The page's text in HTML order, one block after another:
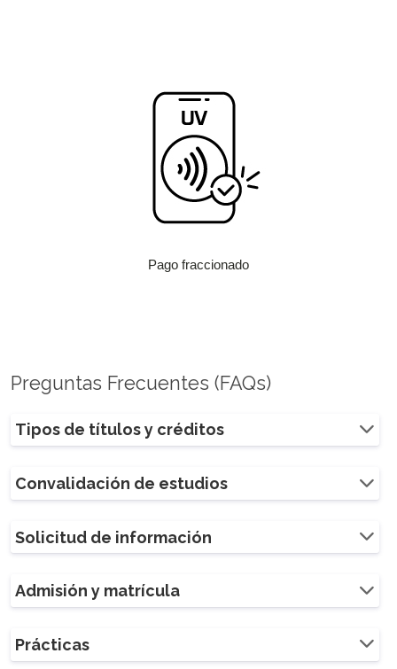
Pago fraccionado
Preguntas Frecuentes (FAQs)
Tipos de títulos y créditos
Convalidación de estudios
Solicitud de información
Admisión y matrícula
Prácticas